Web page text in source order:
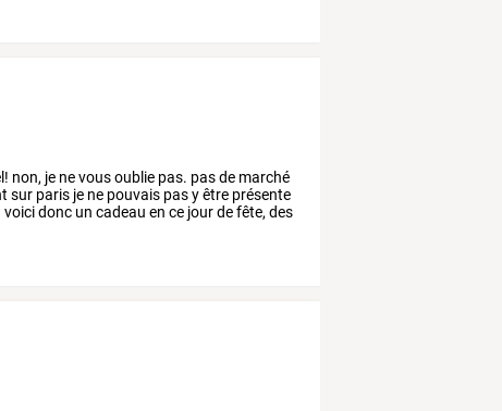
non, je nevousoublie pas. pasde marché
sur paris je ne pouvais pasyêtre présente
voicidonc un cadeau en ce jourdefête,des